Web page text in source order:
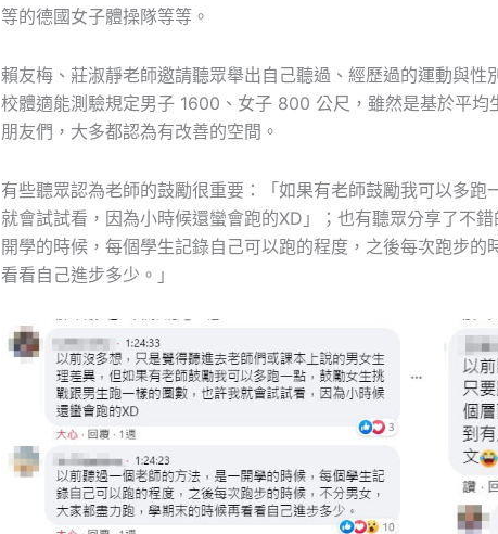
等的德國女子體操隊等等。
賴友梅、莊淑靜老師邀請聽眾舉出自己聽過、經歷過的運動與
校體適能測驗規定男子 1600、女子 800 公尺，雖然是基於平
朋友們，大多都認為有改善的空間。
有些聽眾認為老師的鼓勵很重要：「如果有老師鼓勵我可以多
就會試試看，因為小時候還蠻會跑的XD」；也有聽眾分享了不
開學的時候，每個學生記錄自己可以跑的程度，之後每次跑步
看看自己進步多少。」